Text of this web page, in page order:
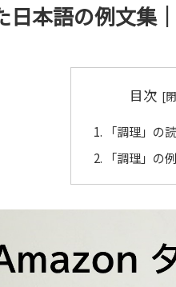
日本語の例文集
目次
「調理」の
「調理」の